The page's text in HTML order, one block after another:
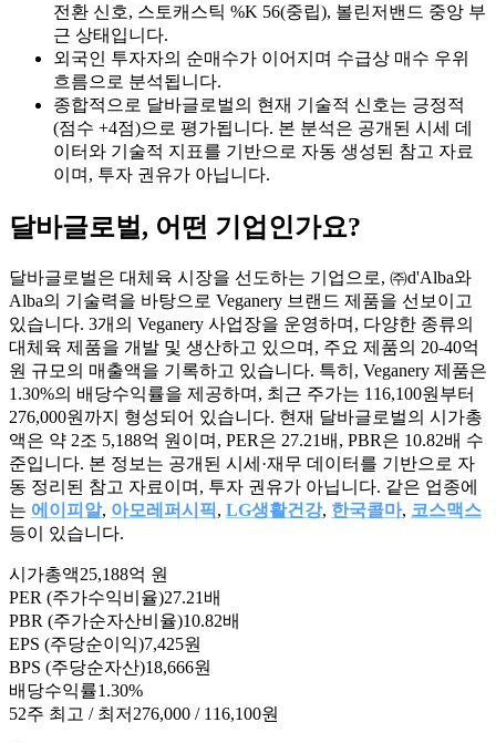
전환 신호, 스토캐스틱 %K 56(중립), 볼린저밴드 중앙 부
근 상태입니다.
외국인 투자자의 순매수가 이어지며 수급상 매수 우위
흐름으로 분석됩니다.
종합적으로 달바글로벌의 현재 기술적 신호는 긍정적
(점수 +4점)으로 평가됩니다. 본 분석은 공개된 시세 데
이터와 기술적 지표를 기반으로 자동 생성된 참고 자료
이며, 투자 권유가 아닙니다.
달바글로벌 , 어떤 기업인가요?
달바글로벌은 대체육 시장을 선도하는 기업으로, ㈜d'Alba와
Alba의 기술력을 바탕으로 Veganery 브랜드 제품을 선보이고
있습니다. 3개의 Veganery 사업장을 운영하며, 다양한 종류의
대체육 제품을 개발 및 생산하고 있으며, 주요 제품의 20-40억
원 규모의 매출액을 기록하고 있습니다. 특히, Veganery 제품은
1.30%의 배당수익률을 제공하며, 최근 주가는 116,100원부터
276,000원까지 형성되어 있습니다. 현재 달바글로벌의 시가총
액은 약 2조 5,188억 원이며, PER은 27.21배, PBR은 10.82배 수
준입니다. 본 정보는 공개된 시세·재무 데이터를 기반으로 자
동 정리된 참고 자료이며, 투자 권유가 아닙니다. 같은 업종에
는 에이피알, 아모레퍼시픽 , LG생활건강, 한국콜마, 코스맥스
등이 있습니다.
시가총액25,188억 원
PER (주가수익비율)27.21배
PBR (주가순자산비율)10.82배
EPS (주당순이익)7,425원
BPS (주당순자산)18,666원
배당수익률1.30%
52주 최고 / 최저 276,000 / 116,100원